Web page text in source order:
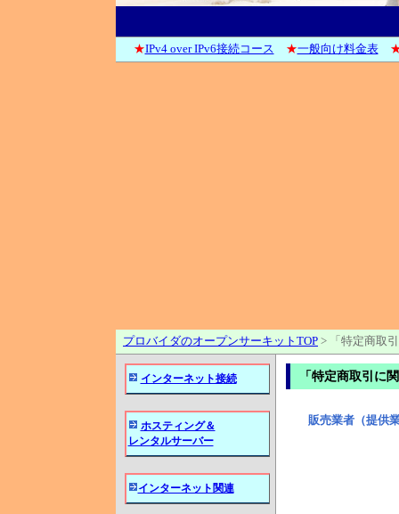
★IPv4 over IPv6接続コース ★一般向け料金表
プロバイダのオープンサーキットTOP > 「特定商取
「特定商取引に
販売業者（提供
インターネット接続
ホスティング＆
レンタルサーバー
インターネット関連